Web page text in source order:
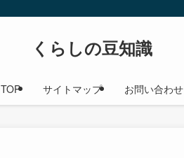
くらしの豆知識
TOP サイトマップ お問い合わせ